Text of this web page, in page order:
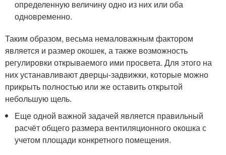
определенную величину одно из них или оба
одновременно.
Таким образом, весьма немаловажным фактором
является и размер окошек, а также возможность
регулировки открываемого ими просвета. Для этого на
них устанавливают дверцы-задвижки, которые можно
прикрыть полностью или же оставить открытой
небольшую щель.
Еще одной важной задачей является правильный
расчёт общего размера вентиляционного окошка с
учетом площади конкретного помещения.